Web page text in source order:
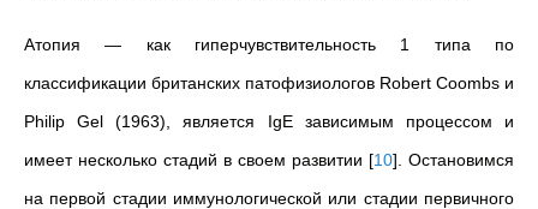
Атопия — как гиперчувствительность 1 типа по
классификации британских патофизиологов Robert Coombs и
Philip Gel (1963), является IgE зависимым процессом и
имеет несколько стадий в своем развитии [10] . Остановимся
на первой стадии иммунологической или стадии первичного